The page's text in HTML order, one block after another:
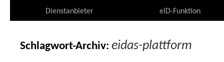
Dienstanbieter eID-Funktion
Schlagwort-Archiv: eidas-plattform